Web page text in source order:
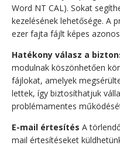
Word NT CAL). Sokat
kezelésének lehetősége. A
ezer fajta fájlt képes
Hatékony válasz a
modulnak köszönhetően
fájlokat, amelyek
lettek, így biztosíthatjuk
problémamentes
E-mail értesítés A
mail értesítéseket